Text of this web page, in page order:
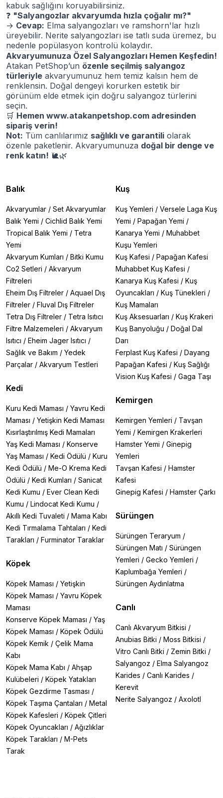
kabuk sağlığını koruyabilirsiniz.
❓ "Salyangozlar akvaryumda hızla çoğalır mı?"
→ Cevap: Elma salyangozları ve ramshorn'lar hızlı
üreyebilir. Nerite salyangozları ise tatlı suda üremez, bu
nedenle popülasyon kontrolü kolaydır.
Akvaryumunuza Özel Salyangozları Hemen Keşfedin!
Atakan PetShop’un özenle seçilmiş salyangoz
türleriyle akvaryumunuz hem temiz kalsın hem de
renklensin. Doğal dengeyi korurken estetik bir
görünüm elde etmek için doğru salyangoz türlerini
seçin.
🛒 Hemen www.atakanpetshop.com adresinden
sipariş verin!
Not: Tüm canlılarımız sağlıklı ve garantili olarak
özenle paketlenir. Akvaryumunuza doğal bir denge ve
renk katın! 🐌🌿
Balık
Akvaryumlar / Set Akvaryumlar
Balık Yemi / Cichlid Balık Yemi
Tropical Balık Yemi / Tetra
Yemi
Akvaryum Kumları / Bitki Kumu
Co2 Setleri / Akvaryum
Filtreleri
Eheim Dış Filtreler / Aquael Dış
Filtreler / Fluval Dış Filtreler
Tetra Dış Filtreler / Tetra Isıtıcı
Filtre Malzemeleri / Akvaryum
Isıtıcı / Eheim Jager Isıtıcı /
Sağlık ve Bakım / Yedek
Parçalar / Akvaryum Testleri
Kedi
Kuru Kedi Maması / Yavru Kedi
Maması / Yetişkin Kedi Maması
Kısırlaştırılmış Kedi Mamaları
Yaş Kedi Maması / Konserve
Yaş Maması / Kedi Ödülü / Kuru
Kedi Ödülü / Me-O Krema Kedi
Ödülü / Kedi Kumları / Sanicat
Kedi Kumu / Ever Clean Kedi
Kumu / Lindocat Kedi Kumu /
Akıllı Kedi Tuvaleti / Mama Kabı
Kedi Tırmalama Tahtaları / Kedi
Tarakları / Furminator Taraklar
Köpek
Köpek Maması / Yetişkin
Köpek Maması / Yavru Köpek
Maması
Konserve Köpek Maması / Yaş
Köpek Maması / Köpek Ödülü
Köpek Kemik / Çelik Mama
Kabı
Köpek Mama Kabı / Ahşap
Kulübeleri / Köpek Yatakları
Köpek Gezdirme Tasması /
Köpek Taşıma Çantaları / Metal
Köpek Kafesleri / Köpek Çitleri
Köpek Oyuncakları / Ağızlıklar
Köpek Tarakları / M-Pets
Tarak
Kuş
Kuş Yemleri / Versele Laga Kuş
Yemi / Papağan Yemi /
Kanarya Yemi / Muhabbet
Kuşu Yemleri
Kuş Kafesi / Papağan Kafesi
Muhabbet Kuş Kafesi /
Kanarya Kuş Kafesi / Kuş
Oyuncakları / Kuş Tünekleri /
Kuş Mamaları
Kuş Aksesuarları / Kuş Krakeri
Kuş Banyoluğu / Doğal Dal
Darı
Ferplast Kuş Kafesi / Dayang
Papağan Kafesi / Kuş Sağlığı
Vision Kuş Kafesi / Gaga Taşı
Kemirgen
Kemirgen Yemleri / Tavşan
Yemi / Kemirgen Krakerleri
Hamster Yemi / Ginepig
Yemleri
Tavşan Kafesi / Hamster
Kafesi
Ginepig Kafesi / Hamster Çarkı
Sürüngen
Sürüngen Teraryum /
Sürüngen Matı / Sürüngen
Yemleri / Gecko Yemleri /
Kaplumbağa Yemleri /
Sürüngen Aydınlatma
Canlı
Canlı Akvaryum Bitkisi /
Anubias Bitki / Moss Bitkisi /
Vitro Canlı Bitki / Zemin Bitki /
Salyangoz / Elma Salyangoz
Karides / Canlı Karides /
Kerevit
Nerite Salyangoz / Axolotl